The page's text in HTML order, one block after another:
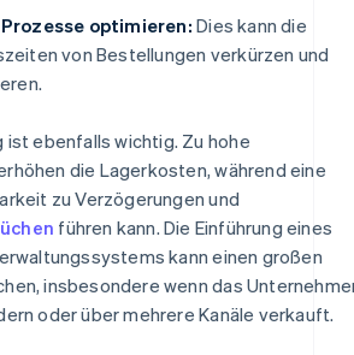
optimieren: Dies kann die
von Bestellungen verkürzen und
ist ebenfalls wichtig. Zu hohe
die Lagerkosten, während eine
zu Verzögerungen und
führen kann. Die Einführung eines
kann einen großen
insbesondere wenn das
oder über mehrere Kanäle verkauft.